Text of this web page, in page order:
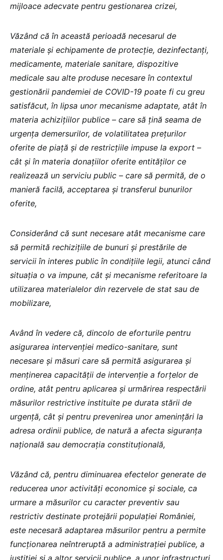
mijloace adecvate pentru gestionarea crizei,
Văzând că în această perioadă necesarul de
materiale și echipamente de protecție, dezinfectanți,
medicamente, materiale sanitare, dispozitive
medicale sau alte produse necesare în contextul
gestionării pandemiei de COVID-19 poate fi cu greu
satisfăcut, în lipsa unor mecanisme adaptate, atât în
materia achizițiilor publice – care să țină seama de
urgența demersurilor, de volatilitatea prețurilor
oferite de piață și de restricțiile impuse la export –
cât și în materia donațiilor oferite entităților ce
realizează un serviciu public – care să permită, de o
manieră facilă, acceptarea și transferul bunurilor
oferite,
Considerând că sunt necesare atât mecanisme care
să permită rechizițiile de bunuri și prestările de
servicii în interes public în condițiile legii, atunci când
situația o va impune, cât și mecanisme referitoare la
utilizarea materialelor din rezervele de stat sau de
mobilizare,
Având în vedere că, dincolo de eforturile pentru
asigurarea intervenției medico-sanitare, sunt
necesare și măsuri care să permită asigurarea și
menținerea capacității de intervenție a forțelor de
ordine, atât pentru aplicarea și urmărirea respectării
măsurilor restrictive instituite pe durata stării de
urgență, cât și pentru prevenirea unor amenințări la
adresa ordinii publice, de natură a afecta siguranța
națională sau democrația constituțională,
Văzând că, pentru diminuarea efectelor generate de
reducerea unor activități economice și sociale, ca
urmare a măsurilor cu caracter preventiv sau
restrictiv destinate protejării populației României,
este necesară adaptarea măsurilor pentru a permite
funcționarea neîntreruptă a administrației publice, a
justiției și a altor servicii publice, a unor infrastructuri